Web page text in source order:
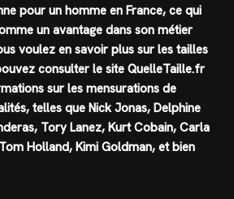
pour un homme en France, ce qui
un avantage dans son métier
voulez en savoir plus sur les tailles
consulter le site QuelleTaille.fr
sur les mensurations de
telles que Nick Jonas, Delphine
Tory Lanez, Kurt Cobain, Carla
Holland, Kimi Goldman, et bien